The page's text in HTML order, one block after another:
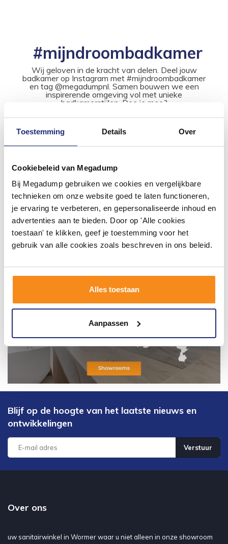
Toestemming Details Over
Cookiebeleid van Megadump
Bij Megadump gebruiken we cookies en vergelijkbare
technieken om onze website goed te laten functioneren,
je ervaring te verbeteren, en gepersonaliseerde inhoud en
advertenties aan te bieden. Door op 'Alle cookies
toestaan' te klikken, geef je toestemming voor het
gebruik van alle cookies zoals beschreven in ons beleid.
Alles toestaan
Aanpassen
#mijndroombadkamer
Wij geloven in de kracht van delen. Deel jouw
badkamer op Instagram met #mijndroombadkamer
en tag @megadumpnl. Samen bouwen we een
inspirerende omgeving vol met unieke
badkamerstijlen. Doe je mee?
Blijf op de hoogte van het laatste nieuws en
ontwikkelingen
Verstuur
Over ons
uw sanitairwinkel in Wormer waar u niet alleen in onze showroom